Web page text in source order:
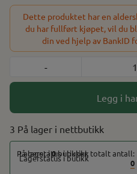
Escribe programvare Avansert temperaturkontroll USB-C - 5V/1A
Innhold i pakken: 1* Innokin Sidera Mod Enhet 1* Innokin Zenith
Minimal Tank, 4ml 1* Innokin Z-Coil 0.8ohm (pre-installert) 1*
Innokin Z-Coil 0.3ohm 1* MTL munnstykke (pre-installert) 1* RDL
munnstykke 1* Ekstra 4ml reserveglass 1* Ekstra O-ring sett 1*
Bruksanvisning
Dette produktet har en
du har fullført kjøpet, vil du
din ved hjelp av BankID
-
Legg i
3 På lager
På lager i0butikker, totalt antall:
0